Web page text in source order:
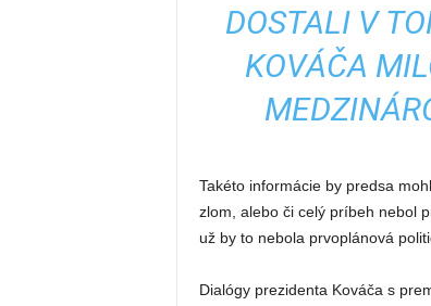
DOSTALI V
KOVÁČA
Takéto informácie by predsa
zlom, alebo či celý príbeh nebol
už by to nebola prvoplánová
Dialógy prezidenta Kováča s